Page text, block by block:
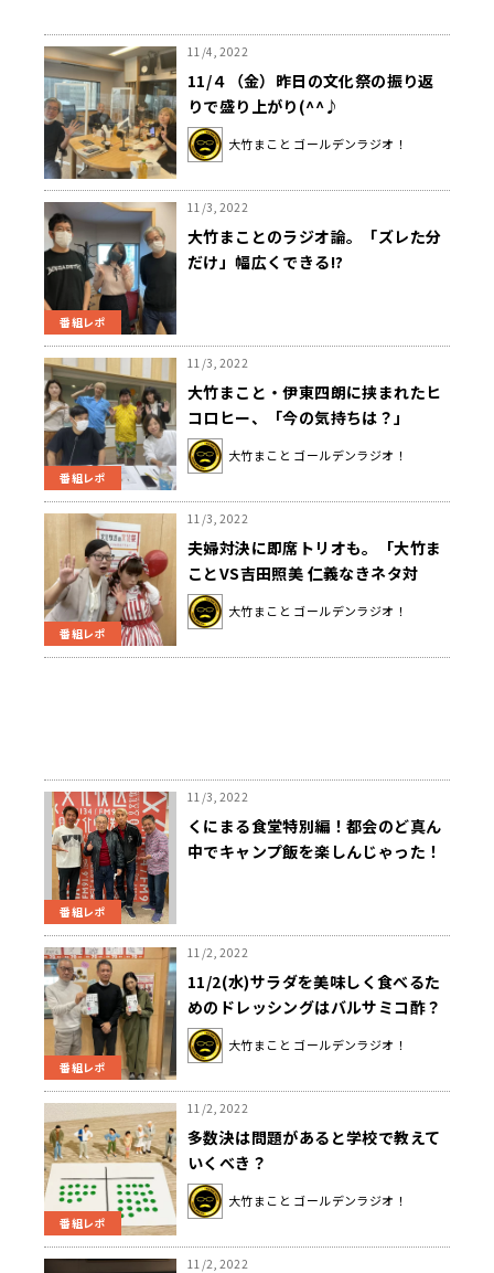
11/4, 2022
11/４（金）昨日の文化祭の振り返
りで盛り上がり(^^♪
大竹まこと ゴールデンラジオ！
番組レポ
11/3, 2022
大竹まことのラジオ論。「ズレた分
だけ」幅広くできる!?
番組レポ
11/3, 2022
大竹まこと・伊東四朗に挟まれたヒ
コロヒー、「今の気持ちは？」
大竹まこと ゴールデンラジオ！
番組レポ
11/3, 2022
夫婦対決に即席トリオも。「大竹ま
ことVS吉田照美 仁義なきネタ対
決」は波乱の連続!?
大竹まこと ゴールデンラジオ！
番組レポ
11/3, 2022
くにまる食堂特別編！都会のど真ん
中でキャンプ飯を楽しんじゃった！
番組レポ
11/2, 2022
11/2(水)サラダを美味しく食べるた
めのドレッシングはバルサミコ酢？
オリーブオイル？トマトのウマた
れ？
大竹まこと ゴールデンラジオ！
番組レポ
11/2, 2022
多数決は問題があると学校で教えて
いくべき？
大竹まこと ゴールデンラジオ！
11/2, 2022